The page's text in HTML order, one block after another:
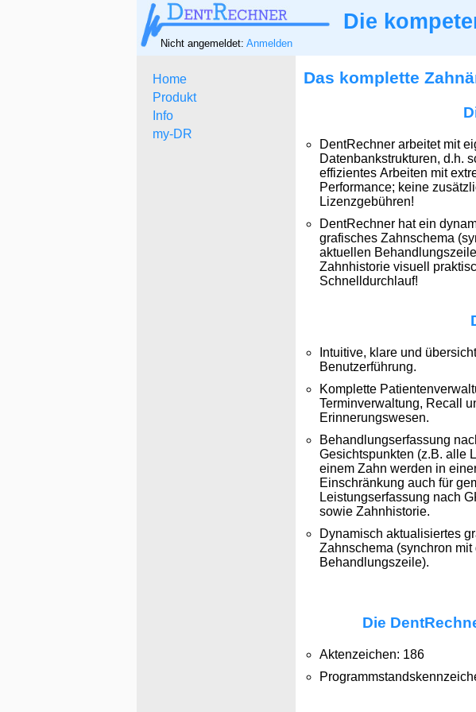
Die
Nicht angemeldet: Anmelden
Home
Produkt
Info
my-DR
Das komplette
DentRechner arbeitet mit
Datenbankstrukturen, d.h.
effizientes Arbeiten mit
Performance; keine
Lizenzgebühren!
DentRechner hat ein
grafisches Zahnschema
aktuellen
Zahnhistorie visuell
Schnelldurchlauf!
Intuitive, klare und
Benutzerführung.
Komplette
Terminverwaltung, Recall
Erinnerungswesen.
Behandlungserfassung
Gesichtspunkten (z.B. alle
einem Zahn werden in
Einschränkung auch für
Leistungserfassung nach
sowie Zahnhistorie.
Dynamisch aktualisiertes
Zahnschema (synchron mit
Behandlungszeile).
Die
Aktenzeichen: 186